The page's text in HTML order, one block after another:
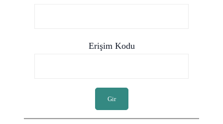
Erişim Kodu
Gir